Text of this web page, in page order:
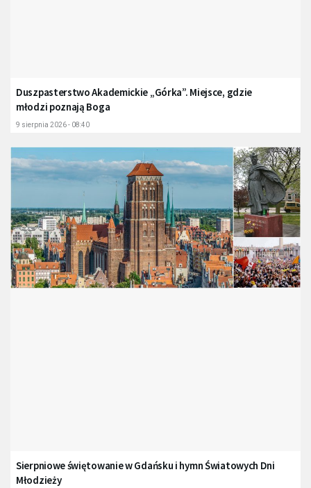
Duszpasterstwo Akademickie „Górka”. Miejsce, gdzie
młodzi poznają Boga
9 sierpnia 2026 - 08:40
Sierpniowe świętowanie w Gdańsku i hymn Światowych Dni
Młodzieży